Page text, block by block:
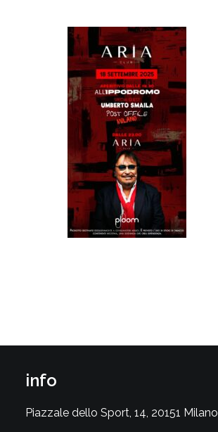
info
Piazzale dello Sport, 14, 20151 Milano